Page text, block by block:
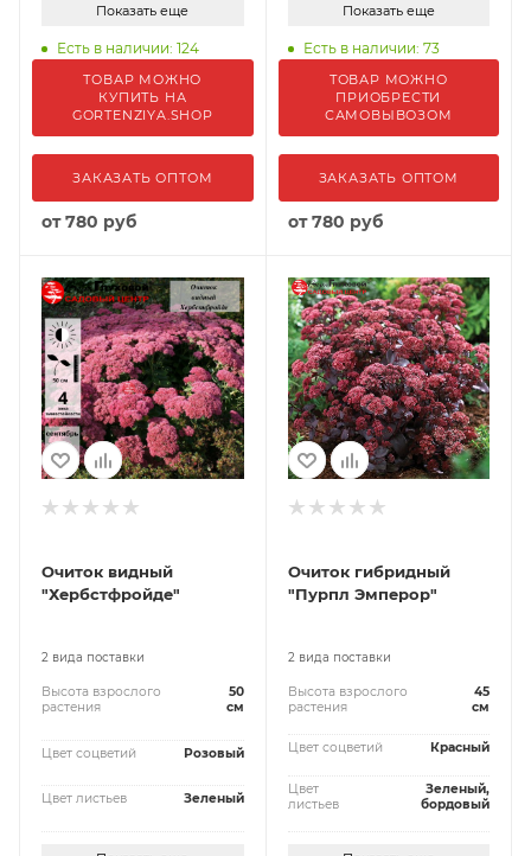
Показать еще
Есть в наличии: 124
ТОВАР МОЖНО
КУПИТЬ НА
GORTENZIYA.SHOP
ЗАКАЗАТЬ ОПТОМ
от780 руб
Показать еще
Есть в наличии: 73
ТОВАР МОЖНО
ПРИОБРЕСТИ
САМОВЫВОЗОМ
ЗАКАЗАТЬ ОПТОМ
от780 руб
Очиток видный
"Хербстфройде"
2 вида поставки
Высота взрослого
растения
50
см
Цвет соцветий Розовый
Цвет листьев Зеленый
Очиток гибридный
"Пурпл Эмперор"
2 вида поставки
Высота взрослого
растения
45
см
Цвет соцветий Красный
Цвет
листьев
Зеленый,
бордовый